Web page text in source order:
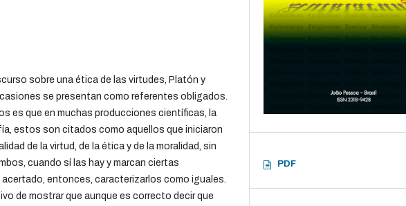
sobre una ética de las virtudes, Platón y
se presentan como referentes obligados.
es que en muchas producciones científicas, la
estos son citados como aquellos que iniciaron
de la virtud, de la ética y de la moralidad, sin
cuando sí las hay y marcan ciertas
entonces, caracterizarlos como iguales.
de mostrar que aunque es correcto decir que
PDF